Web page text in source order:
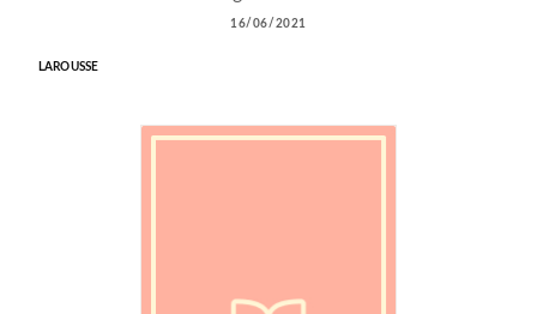
16/06/2021
LAROUSSE